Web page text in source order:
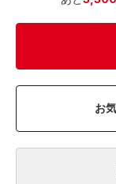
お